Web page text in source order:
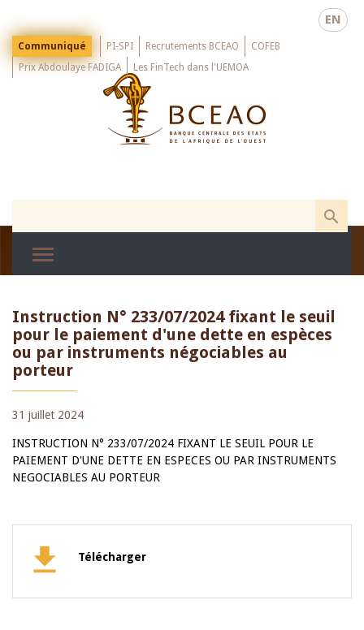
main
EN
Menu
Top
Communiqué PI-SPI Recrutements BCEAO
COFEB
Prix Abdoulaye FADIGA
Les FinTech dans l'UEMOA
Instruction N° 233/07/2024 fixant le seuil
pour le paiement d'une dette en espèces
ou par instruments négociables au
porteur
31 juillet 2024
INSTRUCTION N° 233/07/2024 FIXANT LE SEUIL POUR LE
PAIEMENT D'UNE DETTE EN ESPECES OU PAR INSTRUMENTS
NEGOCIABLES AU PORTEUR
Télécharger